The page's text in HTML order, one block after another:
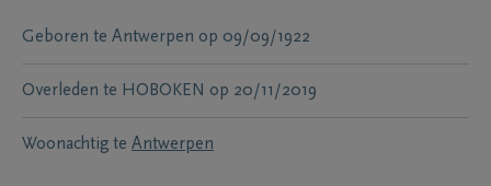
Geboren te Antwerpen op 09/09/1922
Overleden te HOBOKEN op 20/11/2019
Woonachtig te Antwerpen